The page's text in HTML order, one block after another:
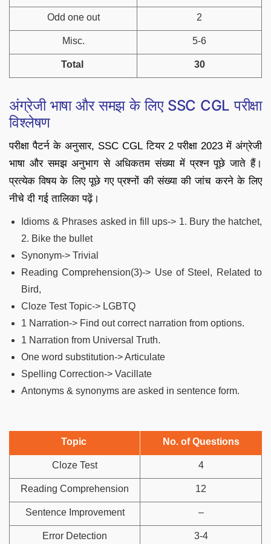
Odd one out 2
Misc. 5-6
Total 30
अंग्रेजी भाषा और समझ के लिए SSC CGL परीक्षा
विश्लेषण
परीक्षा पैटर्न के अनुसार, SSC CGL टियर 2 परीक्षा 2023 में अंग्रेजी
भाषा और समझ अनुभाग से अधिकतम संख्या में प्रश्न पूछे जाते हैं।
प्रत्येक विषय के लिए पूछे गए प्रश्नों की संख्या की जांच करने के लिए
नीचे दी गई तालिका पढ़ें।
Idioms & Phrases asked in fill ups-> 1. Bury the hatchet,
2. Bike the bullet
Synonym-> Trivial
Reading Comprehension(3)-> Use of Steel, Related to
Bird,
Cloze Test Topic-> LGBTQ
1 Narration-> Find out correct narration from options.
1 Narration from Universal Truth.
One word substitution-> Articulate
Spelling Correction-> Vacillate
Antonyms & synonyms are asked in sentence form.
Topic No. of Questions
Cloze Test 4
Reading Comprehension 12
Sentence Improvement –
Error Detection 3-4